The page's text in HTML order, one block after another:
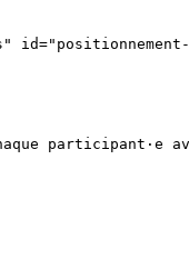
participant·e